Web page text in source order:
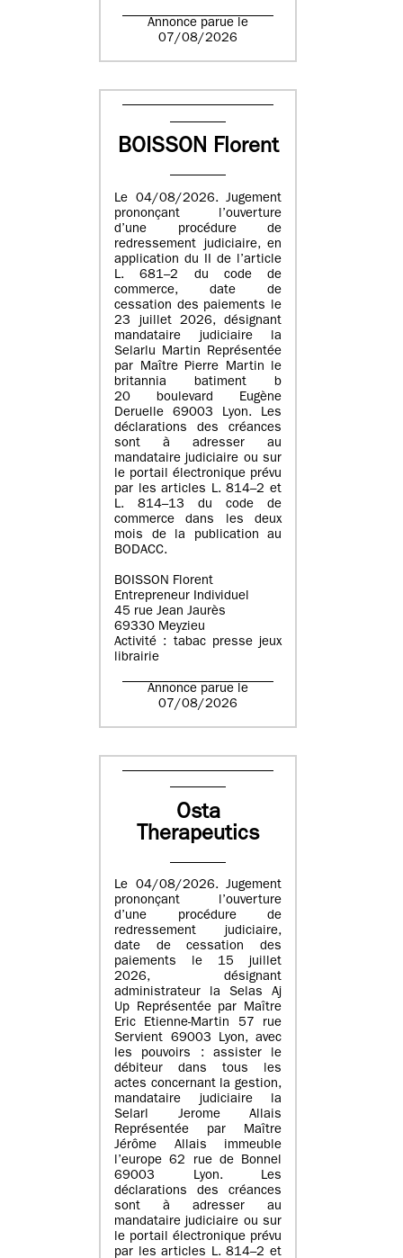
Annonce parue le
07/08/2026
BOISSON Florent
Le 04/08/2026. Jugement
prononçant l’ouverture
d’une procédure de
redressement judiciaire, en
application du II de l’article
L. 681–2 du code de
commerce, date de
cessation des paiements le
23 juillet 2026, désignant
mandataire judiciaire la
Selarlu Martin Représentée
par Maître Pierre Martin le
britannia batiment b
20 boulevard Eugène
Deruelle 69003 Lyon. Les
déclarations des créances
sont à adresser au
mandataire judiciaire ou sur
le portail électronique prévu
par les articles L. 814–2 et
L. 814–13 du code de
commerce dans les deux
mois de la publication au
BODACC.
BOISSON Florent
Entrepreneur Individuel
45 rue Jean Jaurès
69330 Meyzieu
Activité : tabac presse jeux
librairie
Annonce parue le
07/08/2026
Osta
Therapeutics
Le 04/08/2026. Jugement
prononçant l’ouverture
d’une procédure de
redressement judiciaire,
date de cessation des
paiements le 15 juillet
2026, désignant
administrateur la Selas Aj
Up Représentée par Maître
Eric Etienne-Martin 57 rue
Servient 69003 Lyon, avec
les pouvoirs : assister le
débiteur dans tous les
actes concernant la gestion,
mandataire judiciaire la
Selarl Jerome Allais
Représentée par Maître
Jérôme Allais immeuble
l’europe 62 rue de Bonnel
69003 Lyon. Les
déclarations des créances
sont à adresser au
mandataire judiciaire ou sur
le portail électronique prévu
par les articles L. 814–2 et